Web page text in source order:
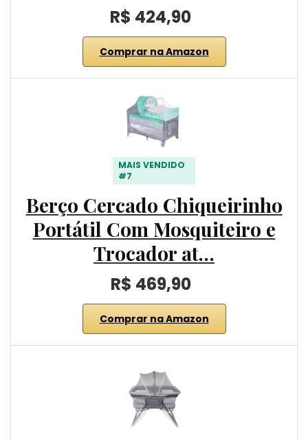
R$ 424,90
Comprar na Amazon
MAIS VENDIDO
#7
Berço Cercado Chiqueirinho
Portátil Com Mosquiteiro e
Trocador at…
R$ 469,90
Comprar na Amazon